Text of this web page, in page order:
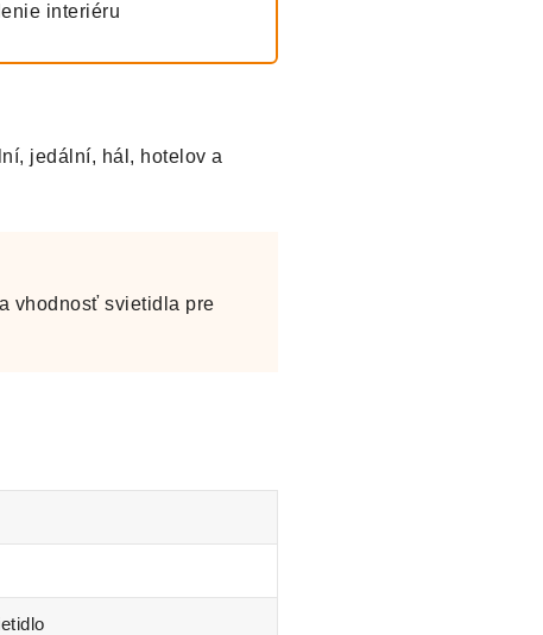
interiéru
jedální, hál, hotelov a
vhodnosť svietidla pre